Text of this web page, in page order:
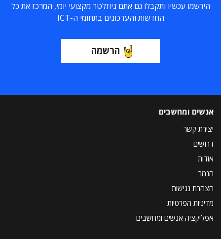
הירשמו עכשיו ותקבלו גם אתם ניוזלטר מקצועי יומי, המרכז את כל
החדשות והעדכונים בתחומי ה-ICT
הרשמה
אנשים ומחשבים
יצירת קשר
דרושים
אודות
הנמר
הצהרת נגישות
מדיניות הפרטיות
אפליקציה אנשים ומחשבים